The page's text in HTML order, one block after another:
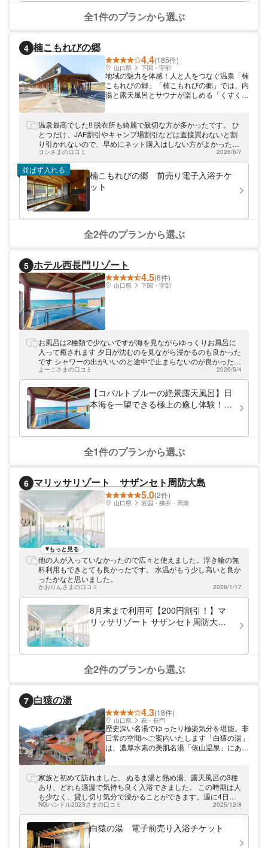
全1件のプランから選ぶ
4 楠こもれびの郷
4.4(185件)
山口県 下関・宇部
地域の魅力を体感！人と人をつなぐ温泉「楠
こもれびの郷」「楠こもれびの郷」では、内
湯と露天風呂とサウナが楽しめる「くすくす
でものんびりとお寛ぎいただけますよ。ま
た、農産物直売所や農家レストランなど地域
の人や食にも触れられる施設となっていま
す。温泉と地域の魅力を体感しに、ぜひお立
ち寄りください。
温泉最高でした‼︎ 脱衣所も綺麗で親切な方が多かったです。 ひ
とつだけ、JAF割引やキャンプ場割引などは直接買わないと割
り引かれないので、早めにネット購入はしない方がよかったな
ぁと思いました。なので、 星4つです。
ヨシさまの口コミ 2026/6/7
楠こもれびの郷 前売り電子入浴チケ
ット
並ばず入れる
全2件のプランから選ぶ
5 ホテル西長門リゾート
4.5(8件)
山口県 下関・宇部
お風呂は2種類で少ないですが海を見ながらゆっくりお風呂に
入って癒されます 夕日が沈むのを見ながら浸かるのも良かった
です シャワーの出がいいのと途中で止まらないのが良かったで
す 髪ゴムを忘れたと思ったら無料で置いてあったので助かりま
した
よーこさまの口コミ 2026/5/4
【コバルトブルーの絶景露天風呂】日
本海を一望できる極上の癒し体験！日
全1件のプランから選ぶ
6 マリッサリゾート サザンセト周防大島
5.0(2件)
山口県 岩国・柳井・周南
もっと見る
他の人が入っていなかったので広々と使えました。浮き輪の無
料利用もできとても良かったです。 水温がもう少し高いと良か
ったかなと思いました。
かおりんさまの口コミ 2026/1/17
8月末まで利用可【200円割引！】マ
リッサリゾート サザンセト周防大島
全2件のプランから選ぶ
7 白猿の湯
4.3(18件)
山口県 萩・長門
歴史深い名湯でゆったり極楽気分を堪能。非
日常の空間へご案内いたします「白猿の湯」
は、濃厚水素の美肌名湯「俵山温泉」にある
マチ・疲労回復・健康増進などの効果が期待
できるアルカリ性単純温泉を使用しておりま
す。日帰りでご利用いただけますので、お出
かけや旅の途中などお気軽にお立ち寄りくだ
さい♪
家族と初めて訪れました。 ぬるま湯と熱め湯、露天風呂の3種
あり、どれも適温で気持ち良く入浴できました。 この時期は人
も少なく、貸し切り気分で浸かることができます。週に4日し
か営業していないレア感を体験しながら利用する価値は十分に
あると思いますので、気になる方々はぜひご検討下さい。 俵山
温泉共同の駐車場から歩いて2.3分のところに位置します。
NGハンドル2023さまの口コミ 2025/12/8
白猿の湯 電子前売り入浴チケット